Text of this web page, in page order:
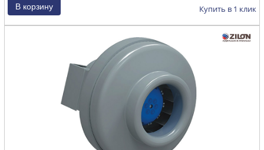
Купить в 1 клик